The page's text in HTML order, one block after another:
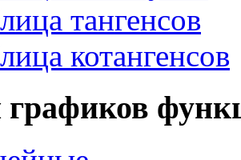
тангенсов
котангенсов